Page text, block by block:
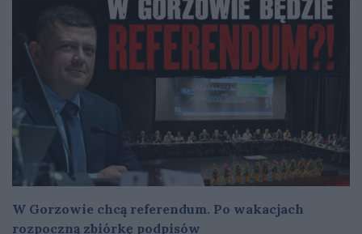
W Gorzowie chcą referendum. Po wakacjach
rozpoczną zbiórkę podpisów